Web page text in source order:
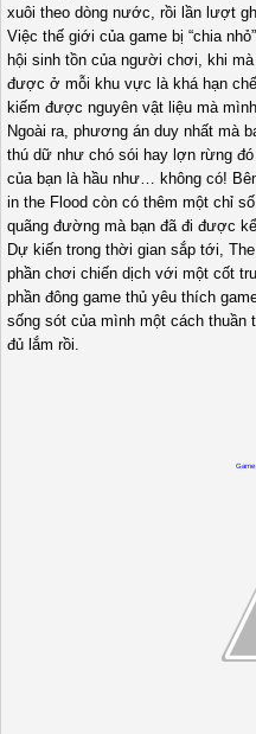
xuôi theo dòng nước, rồi lần lượt
Việc thế giới của game bị “chia
hội sinh tồn của người chơi, khi
được ở mỗi khu vực là khá hạn
kiếm được nguyên vật liệu mà
Ngoài ra, phương án duy nhất mà
thú dữ như chó sói hay lợn rừng
của bạn là hầu như… không có!
in the Flood còn có thêm một chỉ
quãng đường mà bạn đã đi được
Dự kiến trong thời gian sắp tới,
phần chơi chiến dịch với một cốt
phần đông game thủ yêu thích
sống sót của mình một cách thuần
đủ lắm rồi.
Game